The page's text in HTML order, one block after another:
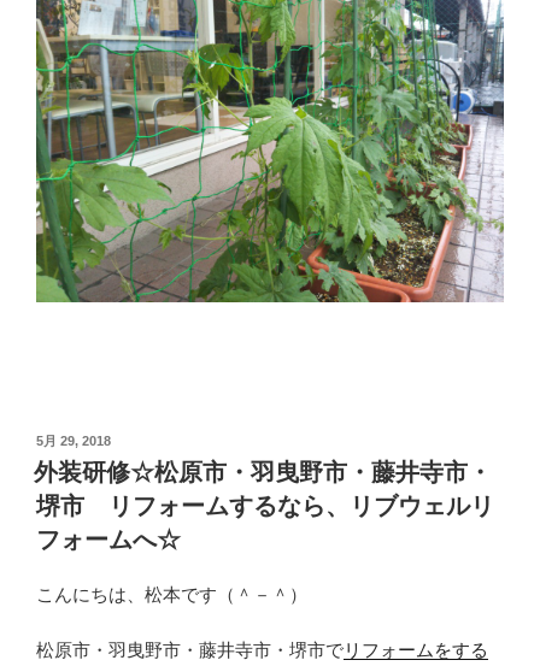
投
稿
日:
5月 29, 2018
外装研修☆松原市・羽曳野市・藤井寺市・
堺市 リフォームするなら、リブウェルリ
フォームへ☆
こんにちは、松本です（＾－＾）
松原市・羽曳野市・藤井寺市・堺市でリフォームをする